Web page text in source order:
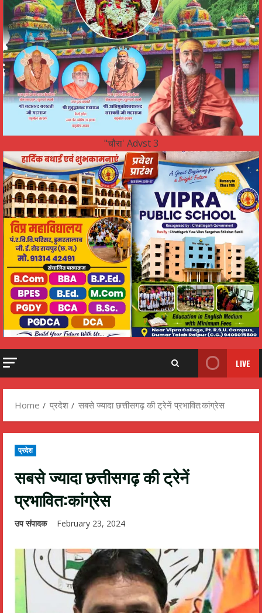
"चौरा' Advst 3
LIVE
Home प्रदेश सबसे ज्यादा छत्तीसगढ़ की ट्रेनें प्रभावित:कांग्रेस
प्रदेश
सबसे ज्यादा छत्तीसगढ़ की ट्रेनें
प्रभावित:कांग्रेस
उप संपादक February 23, 2024